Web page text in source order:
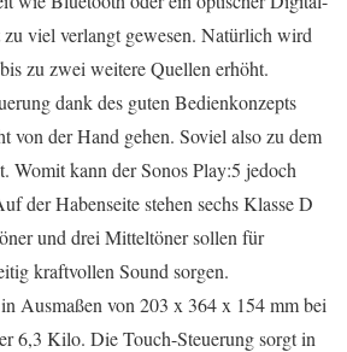
viel verlangt gewesen. Natürlich wird
zu zwei weitere Quellen erhöht.
dank des guten Bedienkonzepts
von der Hand gehen. Soviel also zu dem
Womit kann der Sonos Play:5 jedoch
der Habenseite stehen sechs Klasse D
und drei Mitteltöner sollen für
kraftvollen Sound sorgen.
Ausmaßen von 203 x 364 x 154 mm bei
6,3 Kilo. Die Touch-Steuerung sorgt in